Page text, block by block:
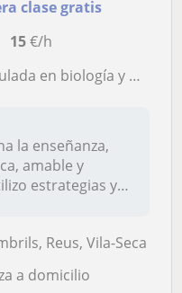
clase gratis
15€/h
en enseñanza de diferentes materias como matemáticas y física ( de clase)
la enseñanza,
amable y
estrategias y
Reus, Vila-Seca
a domicilio